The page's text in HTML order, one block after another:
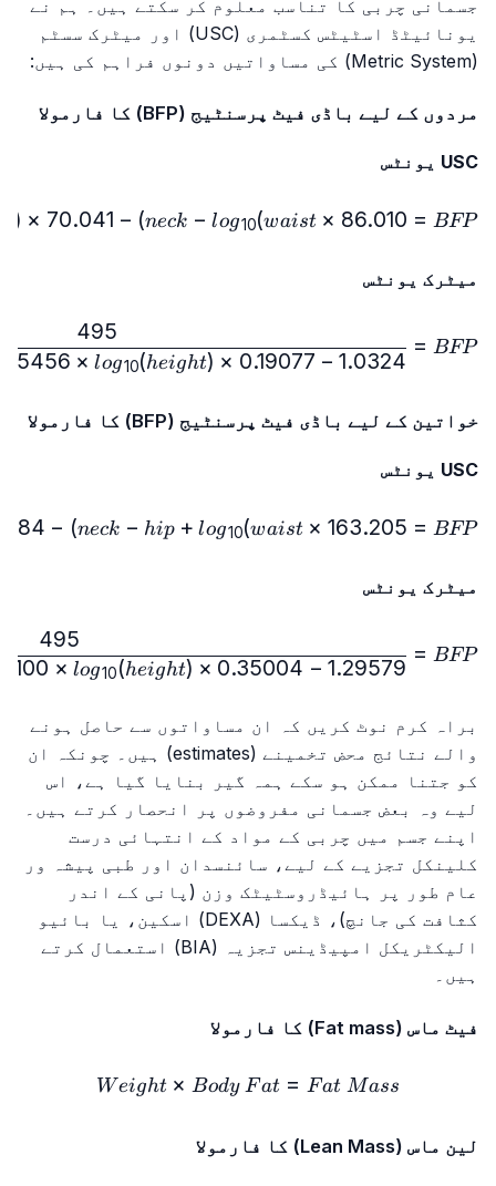
جسمانی چربی کا تناسب معلوم کر سکتے ہیں۔ ہم نے
یونائیٹڈ اسٹیٹس کسٹمری (USC) اور میٹرک سسٹم
(Metric System) کی مساواتیں دونوں فراہم کی ہیں:
مردوں کے لیے باڈی فیٹ پرسنٹیج (BFP) کا فارمولا
USC یونٹس
+ 36.76 BFP
=
86.010
×
log10(waist
−
neck
)
−
70.041
×
)
میٹرک یونٹس
log_{10}(height)} - 450 BFP
=
1.0324
−
0.19077
×
× log10(height)
495
خواتین کے لیے باڈی فیٹ پرسنٹیج (BFP) کا فارمولا
USC یونٹس
- 78.387 BFP
=
163.205
×
log10(waist
+
hip
−
neck
)
−
میٹرک یونٹس
log_{10}(height)} - 450 BFP
=
1.29579
−
0.35004
×
× log10(height)
495
براہ کرم نوٹ کریں کہ ان مساواتوں سے حاصل ہونے
والے نتائج محض تخمینے (estimates) ہیں۔ چونکہ ان
کو جتنا ممکن ہو سکے ہمہ گیر بنایا گیا ہے، اس
لیے وہ بعض جسمانی مفروضوں پر انحصار کرتے ہیں۔
اپنے جسم میں چربی کے مواد کے انتہائی درست
کلینکل تجزیے کے لیے، سائنسدان اور طبی پیشہ ور
عام طور پر ہائیڈروسٹیٹک وزن (پانی کے اندر
کثافت کی جانچ)، ڈیکسا (DEXA) اسکین، یا بائیو
الیکٹریکل امپیڈینس تجزیہ (BIA) استعمال کرتے
ہیں۔
فیٹ ماس (Fat mass) کا فارمولا
= Body\ Fat × Weight Fat Mass
=
Body Fat
×
Weight
لین ماس (Lean Mass) کا فارمولا